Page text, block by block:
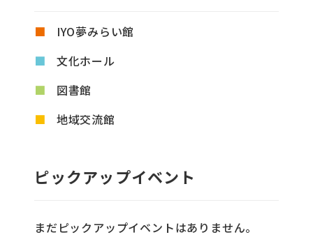
IYO夢みらい館
文化ホール
図書館
地域交流館
ピックアップイベント
まだピックアップイベントはありません。